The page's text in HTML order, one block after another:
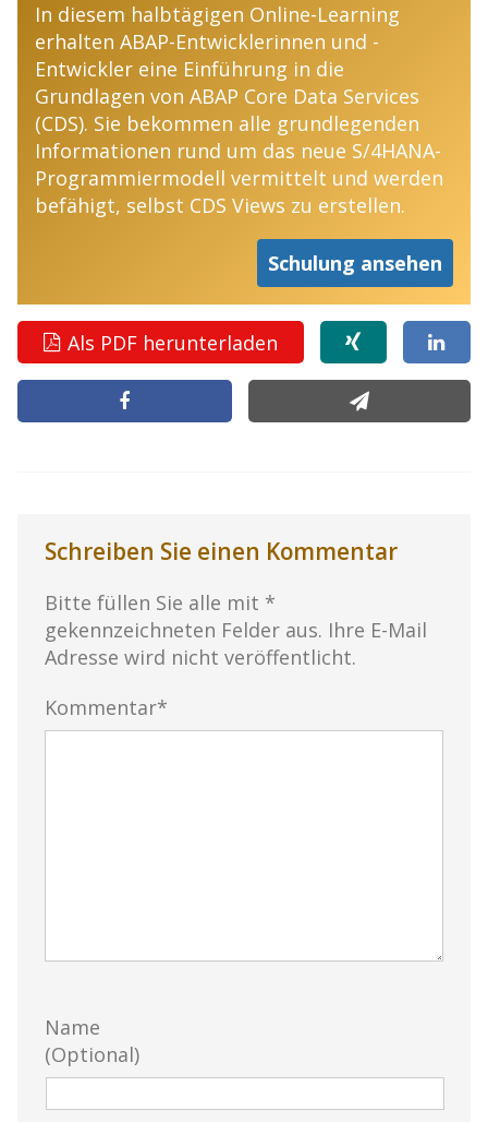
In diesem halbtägigen Online-Learning
erhalten ABAP-Entwicklerinnen und -
Entwickler eine Einführung in die
Grundlagen von ABAP Core Data Services
(CDS). Sie bekommen alle grundlegenden
Informationen rund um das neue S/4HANA-
Programmiermodell vermittelt und werden
befähigt, selbst CDS Views zu erstellen.
Schulung ansehen
Als PDF herunterladen
Schreiben Sie einen Kommentar
Bitte füllen Sie alle mit *
gekennzeichneten Felder aus. Ihre E-Mail
Adresse wird nicht veröffentlicht.
Kommentar*
Name
(Optional)